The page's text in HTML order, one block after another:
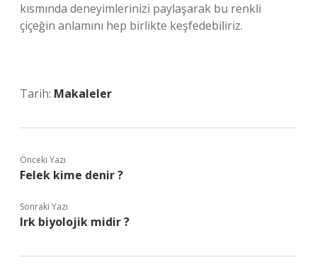
kısmında deneyimlerinizi paylaşarak bu renkli
çiçeğin anlamını hep birlikte keşfedebiliriz.
Tarih: Makaleler
Önceki Yazı
Felek kime denir ?
Sonraki Yazı
Irk biyolojik midir ?